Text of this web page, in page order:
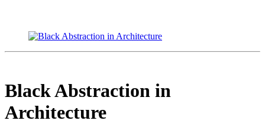
Black Abstraction in
Architecture